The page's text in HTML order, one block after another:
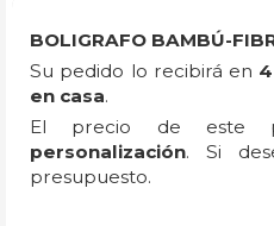
BOLIGRAFO BAMBÚ-
Su pedido lo recibirá en
en casa.
El precio de este
personalización. Si
presupuesto.